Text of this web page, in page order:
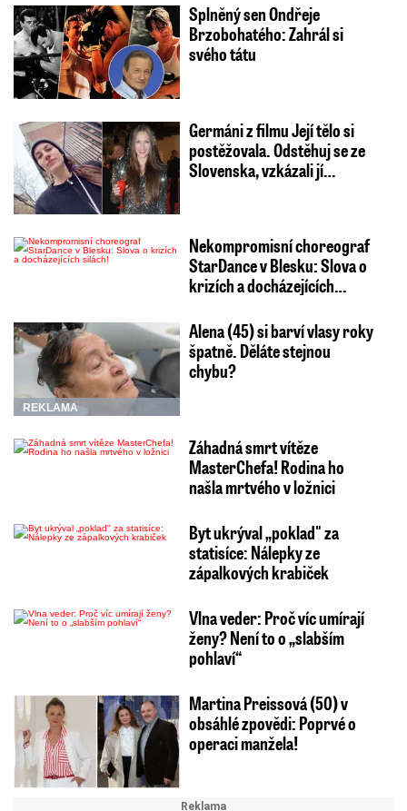
Splněný sen Ondřeje
Brzobohatého: Zahrál si
svého tátu
Germáni z filmu Její tělo si
postěžovala. Odstěhuj se ze
Slovenska, vzkázali jí…
Nekompromisní choreograf
StarDance v Blesku: Slova o
krizích a docházejících…
REKLAMA
Alena (45) si barví vlasy roky
špatně. Děláte stejnou
chybu?
Záhadná smrt vítěze
MasterChefa! Rodina ho
našla mrtvého v ložnici
Byt ukrýval „poklad" za
statisíce: Nálepky ze
zápalkových krabiček
Vlna veder: Proč víc umírají
ženy? Není to o „slabším
pohlaví“
Martina Preissová (50) v
obsáhlé zpovědi: Poprvé o
operaci manžela!